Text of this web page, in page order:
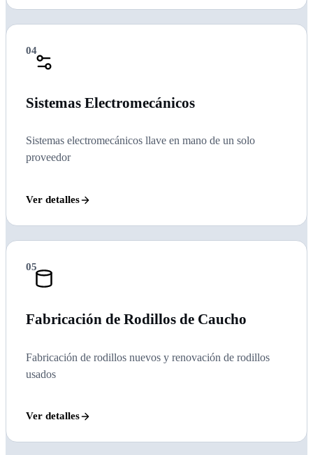
04
Sistemas Electromecánicos
Sistemas electromecánicos llave en mano de un solo
proveedor
Ver detalles
05
Fabricación de Rodillos de Caucho
Fabricación de rodillos nuevos y renovación de rodillos
usados
Ver detalles